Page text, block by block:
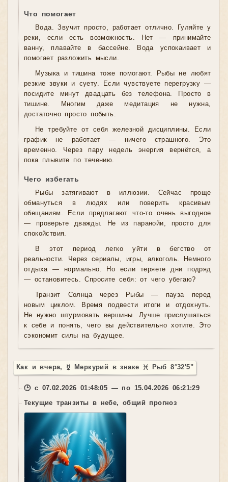
Что помогает
Вода. Звучит просто, работает отлично. Гуляйте у
реки, если есть возможность. Нет — принимайте
ванну, плавайте в бассейне. Вода успокаивает и
помогает разложить мысли.
Музыка и тишина тоже помогают. Рыбы не любят
резкие звуки и суету. Если чувствуете перегрузку —
посидите минут двадцать без телефона. Просто в
тишине. Многим даже медитация не нужна,
достаточно просто побыть.
Не требуйте от себя железной дисциплины. Если
график не работает — ничего страшного. Это
временно. Через пару недель энергия вернётся, а
пока плывите по течению.
Чего избегать
Рыбы затягивают в иллюзии. Сейчас проще
обмануться в людях или поверить красивым
обещаниям. Если предлагают что-то очень выгодное
— проверьте дважды. Не из паранойи, просто для
спокойствия.
В этот период легко уйти в бегство от
реальности. Через сериалы, игры, алкоголь. Немного
отдыха — нормально. Но если теряете дни подряд
— остановитесь. Спросите себя: от чего убегаю?
Транзит Солнца через Рыбы — пауза перед
новым циклом. Время подвести итоги и отдохнуть.
Не нужно штурмовать вершины. Лучше прислушаться
к себе и понять, чего вы действительно хотите. Это
сэкономит силы на будущее.
Как и вчера, ☿ Меркурий в знаке ♓ Рыб 8°32'5"
🕒 с 07.02.2026 01:48:05 — по 15.04.2026 06:21:29
Текущие транзиты в небе, общий прогноз